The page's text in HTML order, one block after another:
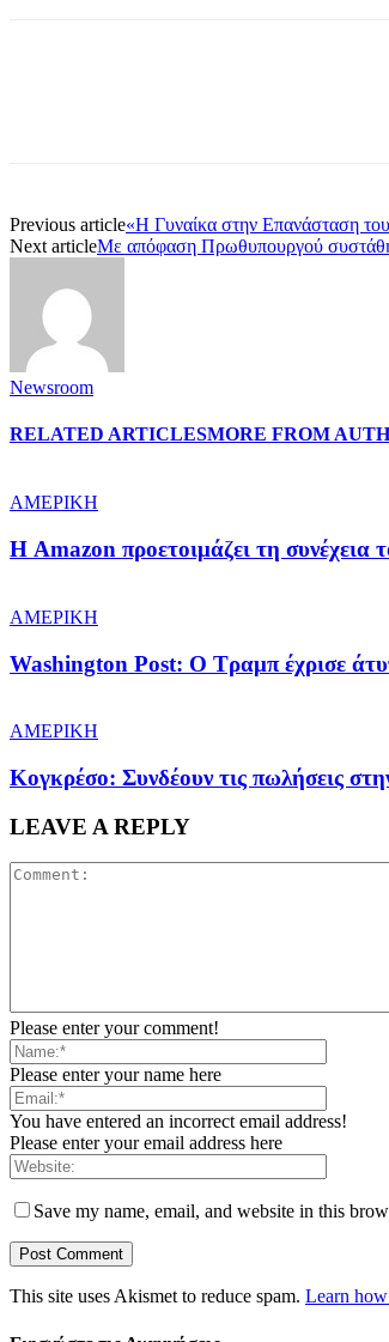
Previous article«Η Γυναίκα στην Επανάσταση
Next articleΜε απόφαση Πρωθυπουργού
Newsroom
RELATED ARTICLESMORE FROM
ΑΜΕΡΙΚΗ
Η Amazon προετοιμάζει τη συνέχεια
ΑΜΕΡΙΚΗ
Washington Post: Ο Τραμπ έχρισε
ΑΜΕΡΙΚΗ
Κογκρέσο: Συνδέουν τις πωλήσεις
LEAVE A REPLY
Please enter your comment!
Please enter your name here
You have entered an incorrect email address!
Please enter your email address here
Save my name, email, and website in this
This site uses Akismet to reduce spam. Learn how